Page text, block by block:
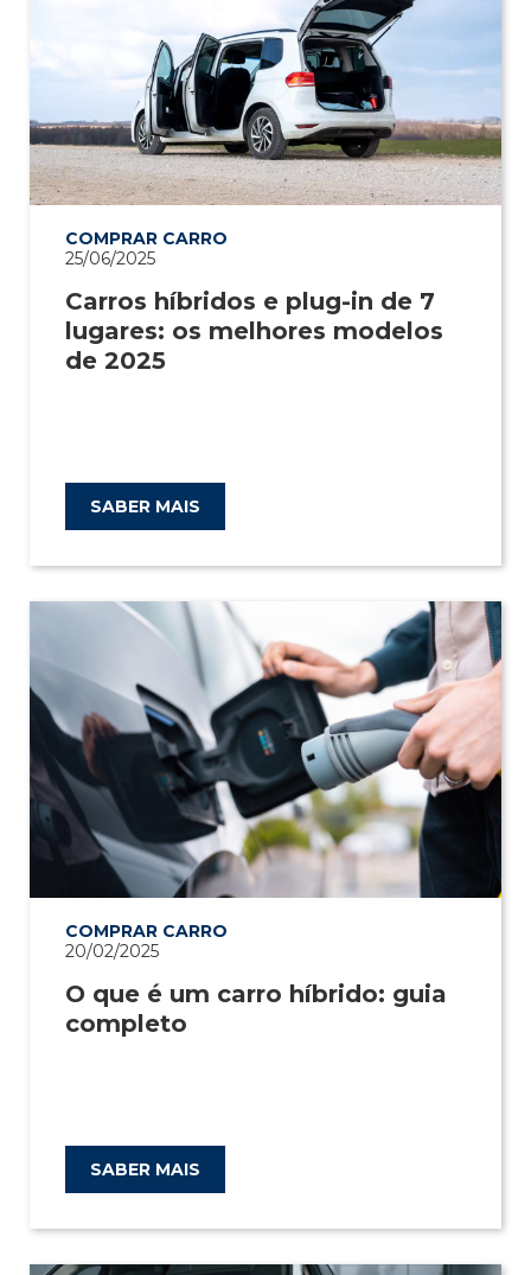
COMPRAR CARRO
25/06/2025
Carros híbridos e plug-in de 7
lugares: os melhores modelos
de 2025
SABER MAIS
COMPRAR CARRO
20/02/2025
O que é um carro híbrido: guia
completo
SABER MAIS